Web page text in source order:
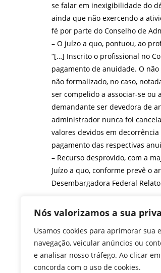
Nós valorizamos a sua
Usamos cookies para aprimorar sua
navegação, veicular anúncios ou
e analisar nosso tráfego. Ao clicar
concorda com o uso de cookies.
se falar em inexigibilidade do
ainda que não exercendo a
fé por parte do Conselho de
– O juízo a quo, pontuou, ao
“[…] Inscrito o profissional no
pagamento de anuidade. O
não formalizado, no caso,
ser compelido a associar-se ou
demandante ser devedora de
administrador nunca foi
valores devidos em
pagamento das respectivas
– Recurso desprovido, com a
Juízo a quo, conforme prevê o
Desembargadora Federal
F
a
c
T
w
itt
Li
n
k
W
h
at
e
ss